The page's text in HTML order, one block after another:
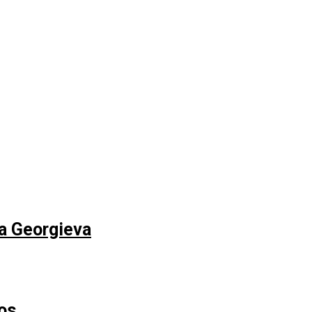
Georgieva